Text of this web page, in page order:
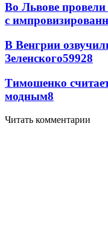
Во Львове
с
В Венгрии
Зеленского59928
Тимошенко
модным8
Читать комментарии